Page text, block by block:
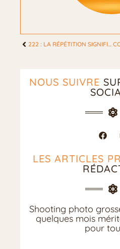
222 : LA RÉPÉTITION SIGNIFIE-T-ELLE UN MESSAGE AMOUREUX À SAISIR ?
NOUS SUIVRE
LES ARTICLES
Shooting photo
quelques mois
pour